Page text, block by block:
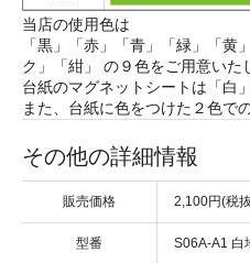
当店の使用色は
「黒」「赤」「青」「緑」「黄
ク」「紺」 の９色をご用意いた
台紙のマグネットシートは「白
また、台紙に色をつけた２色で
その他の詳細情報
販売価格 2,100円(税
型番 S06A-A1 白